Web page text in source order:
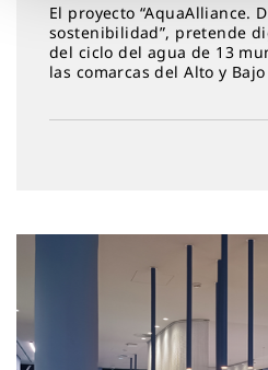
El proyecto “AquaAlliance.
sostenibilidad”, pretende
del ciclo del agua de 13
las comarcas del Alto y Bajo